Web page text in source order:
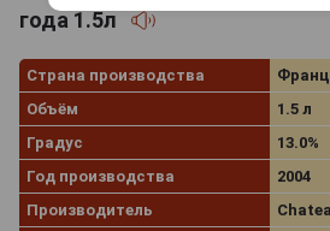
года 1.5л
Страна производства
Объём
1.5 л
Градус
13.0%
Год производства
2004
Производитель